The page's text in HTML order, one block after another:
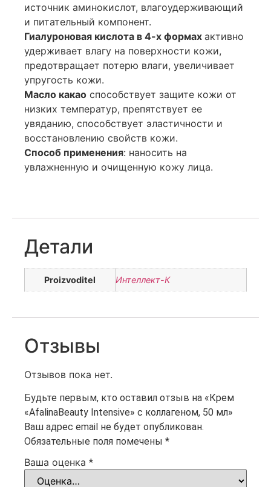
источник аминокислот, влагоудерживающий
и питательный компонент.
Гиалуроновая кислота в 4-х формах активно
удерживает влагу на поверхности кожи,
предотвращает потерю влаги, увеличивает
упругость кожи.
Масло какао способствует защите кожи от
низких температур, препятствует ее
увяданию, способствует эластичности и
восстановлению свойств кожи.
Способ применения: наносить на
увлажненную и очищенную кожу лица.
Детали
Proizvoditel Интеллект-К
Отзывы
Отзывов пока нет.
Будьте первым, кто оставил отзыв на «Крем
«AfalinaBeauty Intensive» с коллагеном, 50 мл»
Ваш адрес email не будет опубликован.
Обязательные поля помечены *
Ваша оценка *